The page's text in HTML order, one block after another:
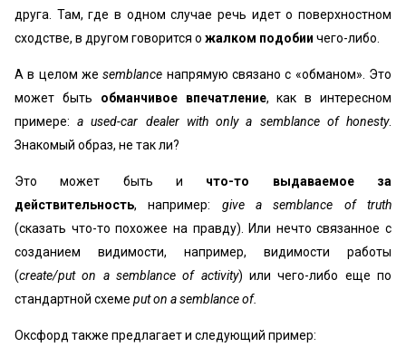
друга. Там, где в одном случае речь идет о поверхностном
сходстве, в другом говорится о жалком подобии чего-либо.
А в целом жеsemblance напрямую связано с «обманом». Это
может быть обманчивое впечатление, как в интересном
примере:a used-car dealer with only a semblance of honesty.
Знакомый образ, не так ли?
Это может быть и что-то выдаваемое за
действительность, например: give a semblance of truth
(сказать что-то похожее на правду). Или нечто связанное с
созданием видимости, например, видимости работы
(create/put on a semblance of activity) или чего-либо еще по
стандартной схеме put on a semblance of.
Оксфорд также предлагает и следующий пример: